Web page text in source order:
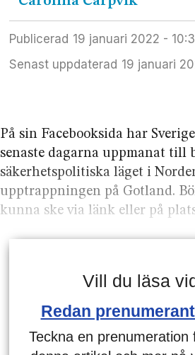
Publicerad
19 januari 2022 -
Senast uppdaterad
19 januari
På sin Facebooksida har
senaste dagarna uppmanat till
säkerhetspolitiska läget i
upptrappningen på Gotland.
kunna ske via länk eller på
Vill du läsa
Redan
Teckna en